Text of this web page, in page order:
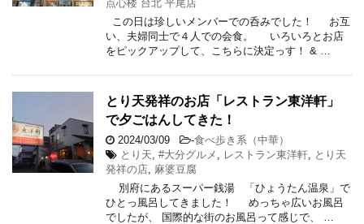
点心楼 台北 平尾店
この日は珍しいメンバーでの呑みでした！ お互
い、夫婦同士で４人での会食。 いろいろとお店
をピックアップして、こちらに決定っす！ & …
とり天発祥のお店「レストラン東洋軒」
で夕ごはんしてきた！
2024/03/09 -食べ歩き系（中華）
とり天 #大分グルメ レストラン東洋軒
とり天
発祥の店 麻婆豆腐
別府にあるスーパー銭湯 「ひょうたん温泉」で
ひとっ風呂してきました！ めっちゃ広いお風呂
でしたが、 国際的な街のお風呂って感じで、 …